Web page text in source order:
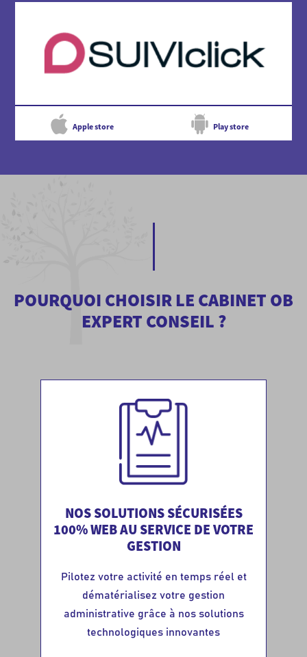
Apple store Play store
POURQUOI CHOISIR LE CABINET OB
EXPERT CONSEIL ?
NOS SOLUTIONS SÉCURISÉES
100% WEB AU SERVICE DE VOTRE
GESTION
Pilotez votre activité en temps réel et
dématérialisez votre gestion
administrative grâce à nos solutions
technologiques innovantes